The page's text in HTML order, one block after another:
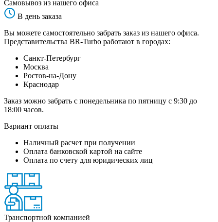
Самовывоз из нашего офиса
В день заказа
Вы можете самостоятельно забрать заказ из нашего офиса.
Представительства BR-Turbo работают в городах:
Санкт-Петербург
Москва
Ростов-на-Дону
Краснодар
Заказ можно забрать с понедельника по пятницу с 9:30 до
18:00 часов.
Вариант оплаты
Наличный расчет при получении
Оплата банковской картой на сайте
Оплата по счету для юридических лиц
Транспортной компанией